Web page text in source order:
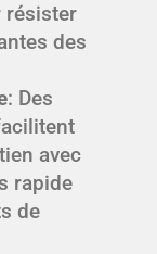
résister
des
: Des
avec
rapide
de